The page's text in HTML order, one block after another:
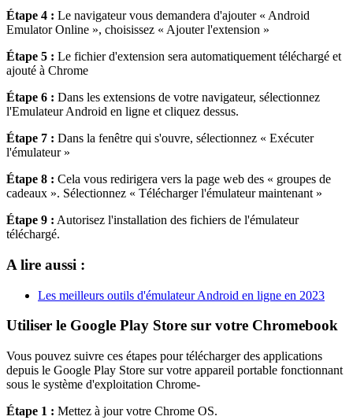
Étape 4 : Le navigateur vous demandera d'ajouter « Android
Emulator Online », choisissez « Ajouter l'extension »
Étape 5 : Le fichier d'extension sera automatiquement téléchargé et
ajouté à Chrome
Étape 6 : Dans les extensions de votre navigateur, sélectionnez
l'Emulateur Android en ligne et cliquez dessus.
Étape 7 : Dans la fenêtre qui s'ouvre, sélectionnez « Exécuter
l'émulateur »
Étape 8 : Cela vous redirigera vers la page web des « groupes de
cadeaux ». Sélectionnez « Télécharger l'émulateur maintenant »
Étape 9 : Autorisez l'installation des fichiers de l'émulateur
téléchargé.
A lire aussi :
Les meilleurs outils d'émulateur Android en ligne en 2023
Utiliser le Google Play Store sur votre Chromebook
Vous pouvez suivre ces étapes pour télécharger des applications
depuis le Google Play Store sur votre appareil portable fonctionnant
sous le système d'exploitation Chrome-
Étape 1 : Mettez à jour votre Chrome OS.